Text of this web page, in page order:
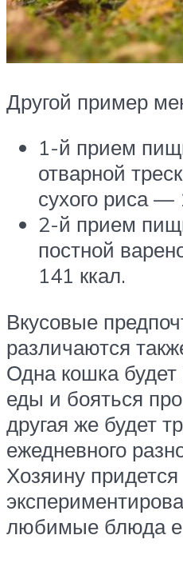
Другой пример
1-й прием
отварной
сухого риса —
2-й прием
постной
141 ккал.
Вкусовые
различаются
Одна кошка
еды и бояться
другая же будет
ежедневного
Хозяину придется
любимые блюда